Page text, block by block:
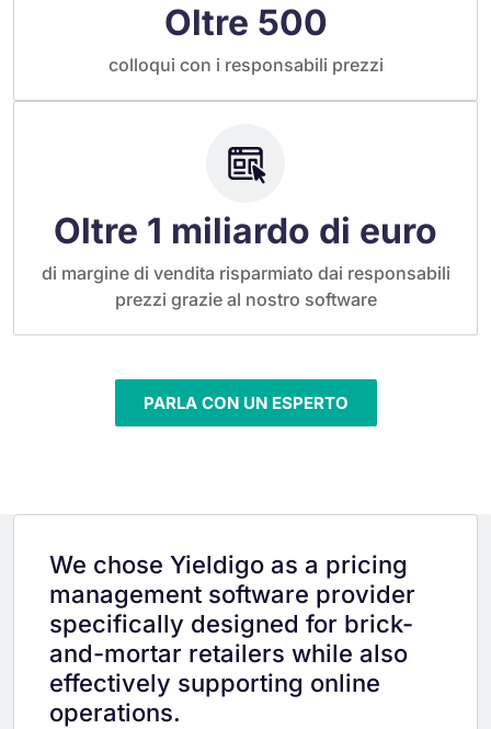
Oltre 500
colloqui con i responsabili prezzi
Oltre 1 miliardo di euro
di margine di vendita risparmiato dai responsabili
prezzi grazie al nostro software
PARLA CON UN ESPERTO
We chose Yieldigo as a pricing
management software provider
specifically designed for brick-
and-mortar retailers while also
effectively supporting online
operations.